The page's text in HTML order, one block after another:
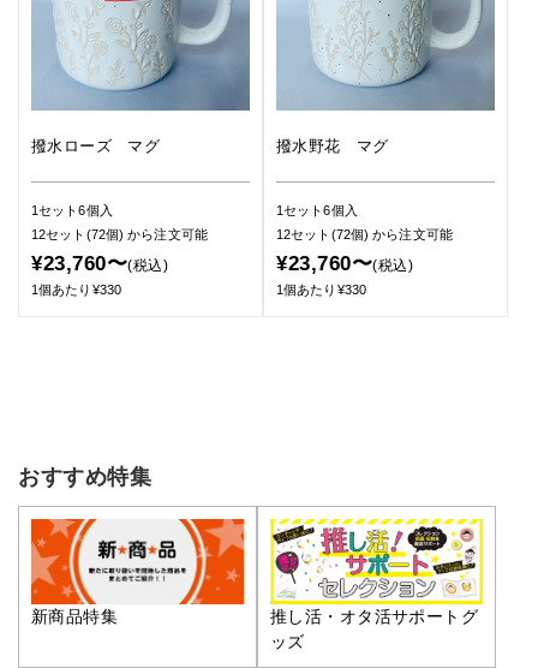
撥水ローズ マグ
1セット6個入
12セット(72個)から注文可能
¥23,760〜(税込)
1個あたり¥330
撥水野花 マグ
1セット6個入
12セット(72個)から注文可能
¥23,760〜(税込)
1個あたり¥330
おすすめ特集
新商品特集
推し活・オタ活サポートグ
ッズ